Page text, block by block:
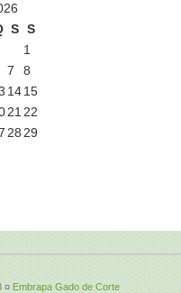
S S
1
7
8
1415
21 22
28 29
¤ Embrapa Gado de Corte